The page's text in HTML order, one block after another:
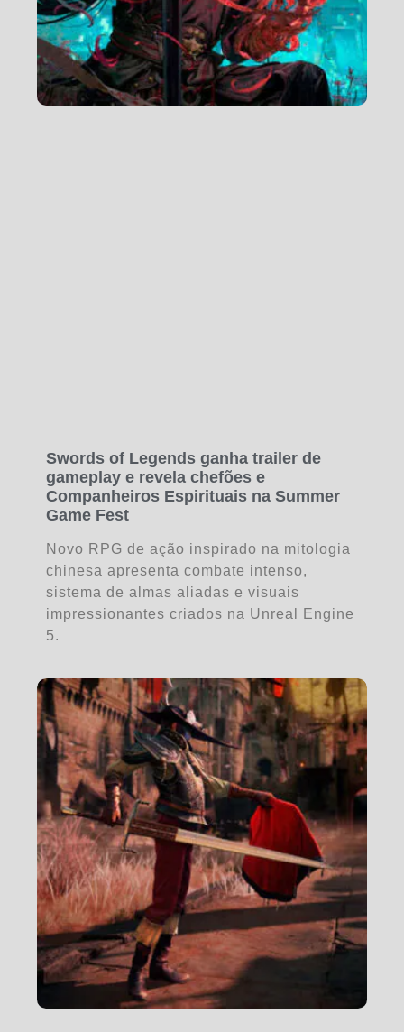
Swords of Legends ganha trailer de
gameplay e revela chefões e
Companheiros Espirituais na Summer
Game Fest
Novo RPG de ação inspirado na mitologia
chinesa apresenta combate intenso,
sistema de almas aliadas e visuais
impressionantes criados na Unreal Engine
5.